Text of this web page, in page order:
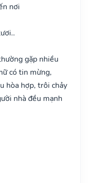
nơi
gặp nhiều
có tin mừng,
hòa hợp, trôi chảy
nhà đều mạnh